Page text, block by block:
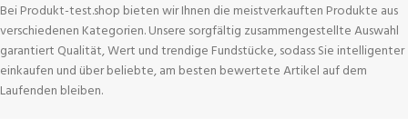
Bei Produkt-test.shop bieten wir Ihnen die meistverkauften Produkte aus
verschiedenen Kategorien. Unsere sorgfältig zusammengestellte Auswahl
garantiert Qualität, Wert und trendige Fundstücke, sodass Sie intelligenter
einkaufen und über beliebte, am besten bewertete Artikel auf dem
Laufenden bleiben.